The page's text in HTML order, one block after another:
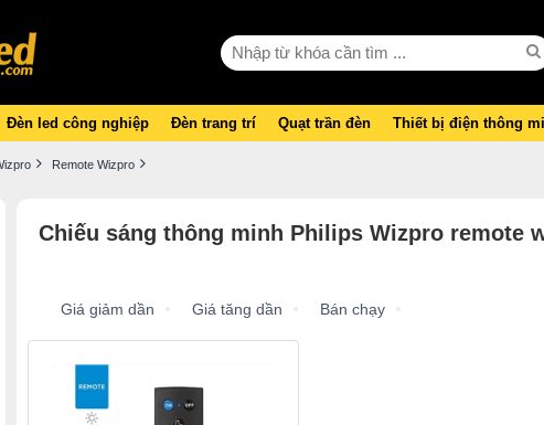
Đèn led công nghiệp Đèn trang trí Quạt trần đèn Thiết bị điện thông
Remote Wizpro
Chiếu sáng thông minh Philips Wizpro remote
Giá giảm dần Giá tăng dần Bán chạy